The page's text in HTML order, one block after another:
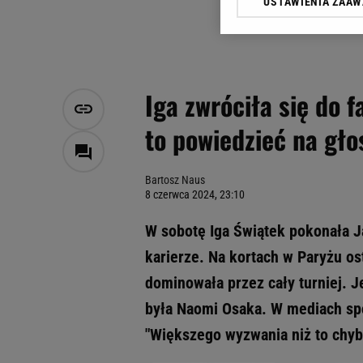
Iga zwróciła się do
to powiedzieć na
Bartosz Naus
8 czerwca 2024, 23:10
W sobotę Iga Świątek pokonała
karierze. Na kortach w Paryżu
dominowała przez cały turniej.
była Naomi Osaka. W mediach
"Większego wyzwania niż to
Klikając „Akceptuję”
Zaufanych Partnerów i
My, nasi Zaufani
Użycie dokładnych
Przechowywanie